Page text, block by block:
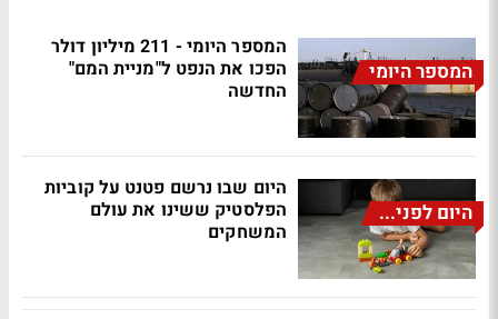
המספר היומי
המספר היומי - 211 מיליון דולר
הפכו את הנפט ל"מניית המם"
החדשה
היום לפני...
היום שבו נרשם פטנט על קוביות
הפלסטיק ששינו את עולם
המשחקים